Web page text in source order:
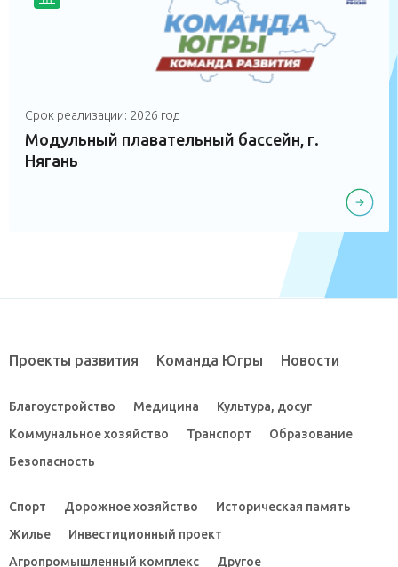
Срок реализации: 2026 год
Модульный плавательный бассейн, г.
Нягань
Проекты развития Команда Югры Новости
Благоустройство Медицина
Культура, досуг
Коммунальное хозяйство
Транспорт
Образование
Безопасность
Спорт Дорожное хозяйство
Историческая память
Жилье
Инвестиционный проект
Агропромышленный комплекс
Другое